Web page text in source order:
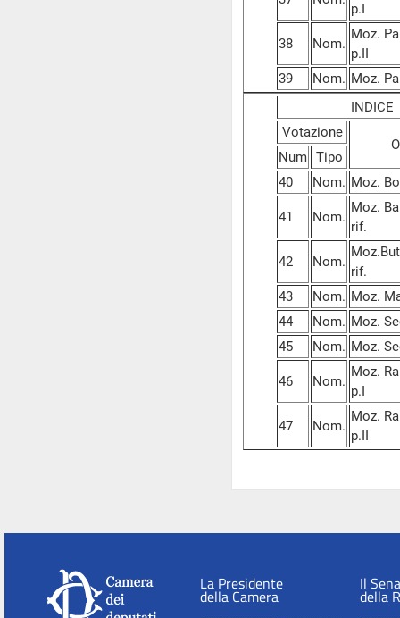
p.I
38 Nom.
Moz.
p.II
39
Nom. Moz.
Votazione
Num Tipo
40
Nom. Moz.
41 Nom.
Moz.
rif.
42 Nom.
rif.
43
Nom. Moz.
44
Nom. Moz.
45
Nom. Moz.
46 Nom.
Moz.
p.I
47 Nom.
Moz.
p.II
La Presidente
della Camera
Il
della